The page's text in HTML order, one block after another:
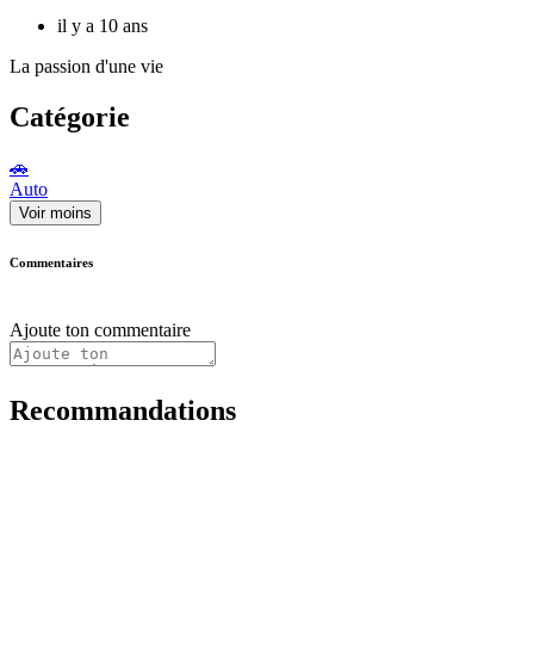
il y a 10 ans
La passion d'une vie
Catégorie
🚗
Auto
Voir moins
Commentaires
Ajoute ton commentaire
Recommandations